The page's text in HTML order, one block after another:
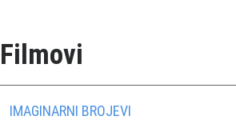
Filmovi
IMAGINARNI BROJEVI